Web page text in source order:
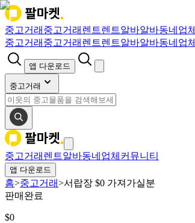
중고거래 중고거래 렌트렌트알바알바동네업체
중고거래 중고거래 렌트렌트알바알바동네업체
앱 다운로드
중고거래
중고거래 렌트알바동네업체 커뮤니티
앱 다운로드
홈>중고거래>서랍장 $0 가져가실분
판매완료
$0